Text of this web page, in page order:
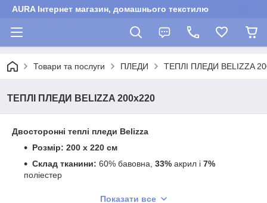
AURA Інтернет магазин, домашнього текстилю
Товари та послуги ПЛЕДИ ТЕПЛІ ПЛЕДИ BELIZZA
ТЕПЛІ ПЛЕДИ BELIZZA 200х220
Двосторонні теплі пледи Belizza
Розмір: 200 х 220 см
Склад тканини: 60% бавовна, 33% акрил і 7%
поліестер
Показати все